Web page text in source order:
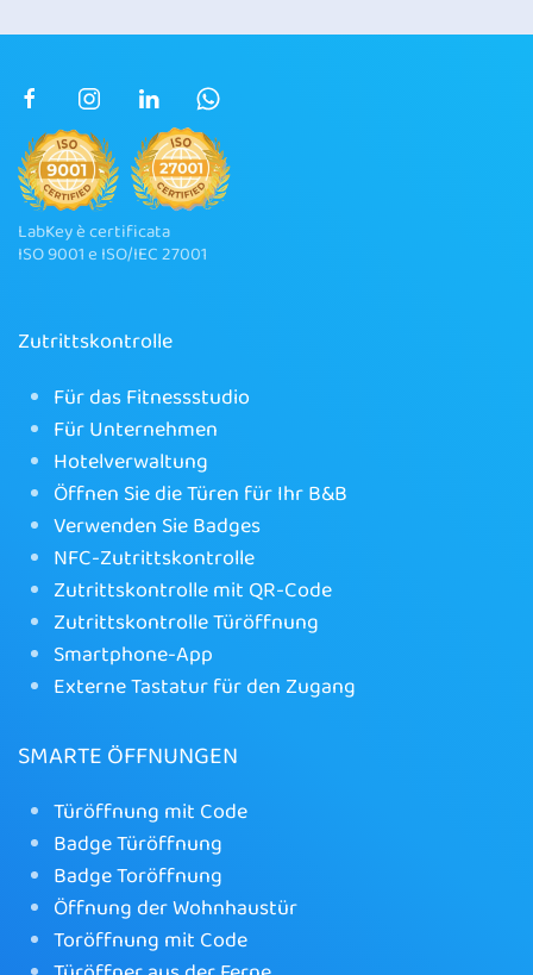
LabKey è certificata
ISO 9001 e ISO/IEC 27001
Zutrittskontrolle
Für das Fitnessstudio
Für Unternehmen
Hotelverwaltung
Öffnen Sie die Türen für Ihr B&B
Verwenden Sie Badges
NFC-Zutrittskontrolle
Zutrittskontrolle mit QR-Code
Zutrittskontrolle Türöffnung
Smartphone-App
Externe Tastatur für den Zugang
SMARTE ÖFFNUNGEN
Türöffnung mit Code
Badge Türöffnung
Badge Toröffnung
Öffnung der Wohnhaustür
Toröffnung mit Code